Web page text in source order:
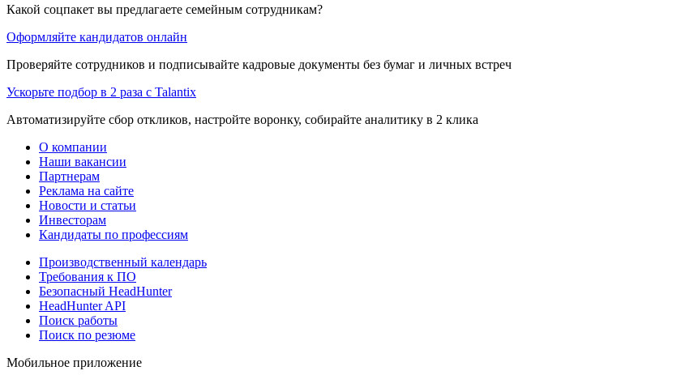
Какой соцпакет вы предлагаете семейным сотрудникам?
Оформляйте кандидатов онлайн
Проверяйте сотрудников и подписывайте кадровые документы без бумаг и личных встреч
Ускорьте подбор в 2 раза с Talantix
Автоматизируйте сбор откликов, настройте воронку, собирайте аналитику в 2 клика
О компании
Наши вакансии
Партнерам
Реклама на сайте
Новости и статьи
Инвесторам
Кандидаты по профессиям
Производственный календарь
Требования к ПО
Безопасный HeadHunter
HeadHunter API
Поиск работы
Поиск по резюме
Мобильное приложение